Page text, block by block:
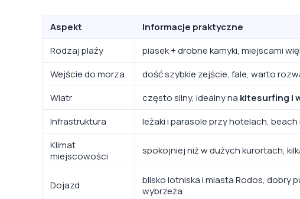
Aspekt
Informacje praktyczne
Rodzaj plaży
piasek + drobne kamyki, miejscami
Wejście do morza
dość szybkie zejście, fale, warto
Wiatr
często silny, idealny na kitesurfing i
Infrastruktura
leżaki i parasole przy hotelach,
Klimat
miejscowości
spokojniej niż w dużych kurortach,
Dojazd
blisko lotniska i miasta Rodos, dobry
wybrzeża